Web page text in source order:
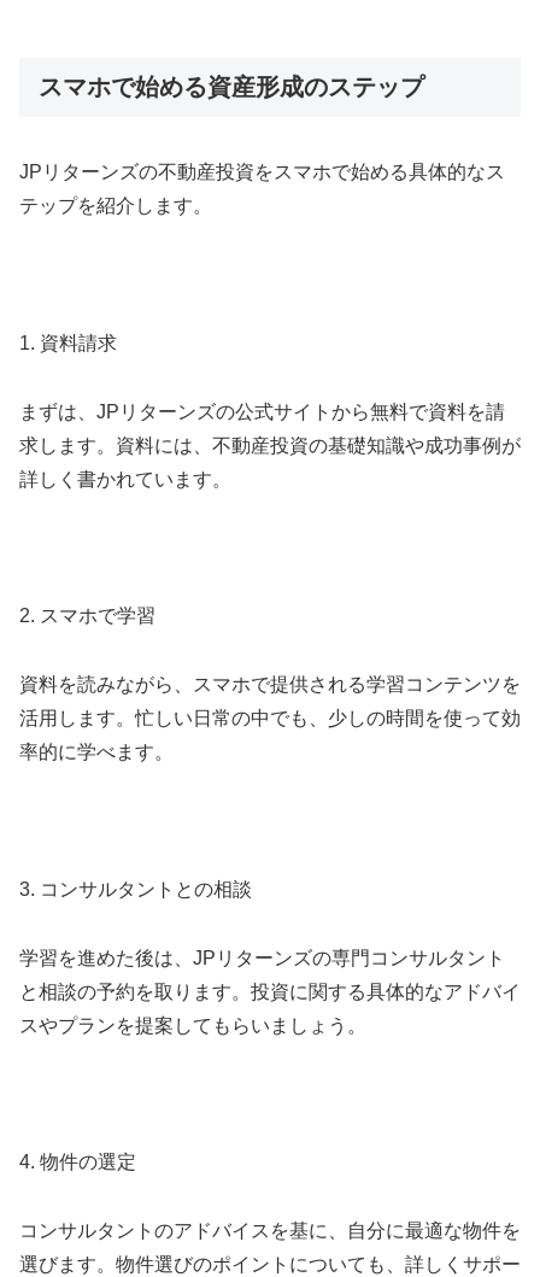
スマホで始める資産形成のステップ
JPリターンズの不動産投資をスマホで始める具体的なス
テップを紹介します。
1. 資料請求
まずは、JPリターンズの公式サイトから無料で資料を請
求します。資料には、不動産投資の基礎知識や成功事例が
詳しく書かれています。
2. スマホで学習
資料を読みながら、スマホで提供される学習コンテンツを
活用します。忙しい日常の中でも、少しの時間を使って効
率的に学べます。
3. コンサルタントとの相談
学習を進めた後は、JPリターンズの専門コンサルタント
と相談の予約を取ります。投資に関する具体的なアドバイ
スやプランを提案してもらいましょう。
4. 物件の選定
コンサルタントのアドバイスを基に、自分に最適な物件を
選びます。物件選びのポイントについても、詳しくサポー